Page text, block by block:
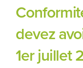
devez
1er juillet